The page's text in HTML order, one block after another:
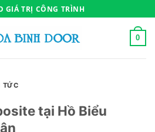
GIÁ TRỊ CÔNG TRÌNH
0
TỨC
tại Hồ Biểu